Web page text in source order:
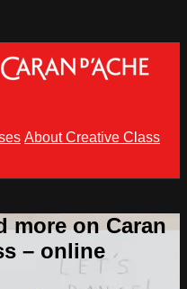
About Creative Class
more on Caran
– online